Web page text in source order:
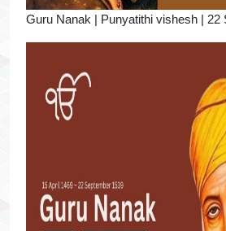
Guru Nanak | Punyatithi vishesh | 22